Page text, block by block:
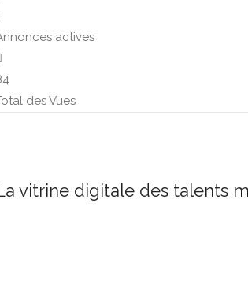
actives
des Vues
vitrine digitale des talents